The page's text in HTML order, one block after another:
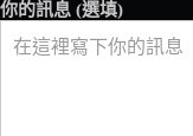
你的訊息 (選填)